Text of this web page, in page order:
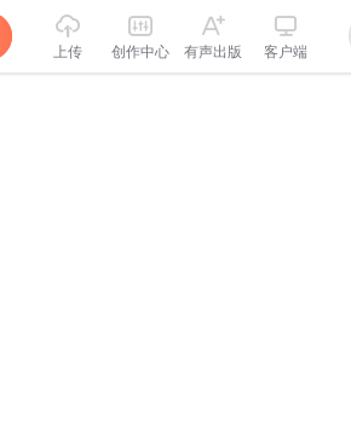
上传 创作中心 有声出版 客户端